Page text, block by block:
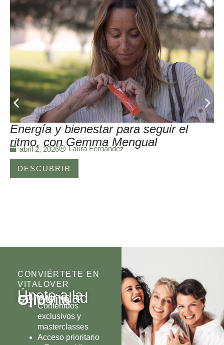
Energía y bienestar para seguir el
ritmo, con Gemma Mengual
abril 2, 2026 Laura Fernández
DESCUBRIR
CONVIÉRTETE EN
VITALOVER
Únete a la
comunidad
OlioVita
Contenidos
exclusivos y
masterclasses
Acceso prioritario